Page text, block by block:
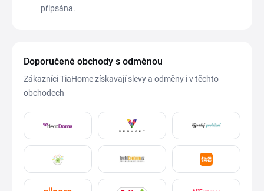
připsána.
Doporučené obchody s odměnou
Zákazníci TiaHome získavají slevy a odměny i v těchto
obchodech